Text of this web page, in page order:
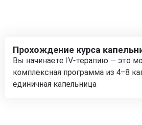
Прохождение курса
Вы начинаете IV-терапию — это
комплексная программа из 4–8
единичная капельница